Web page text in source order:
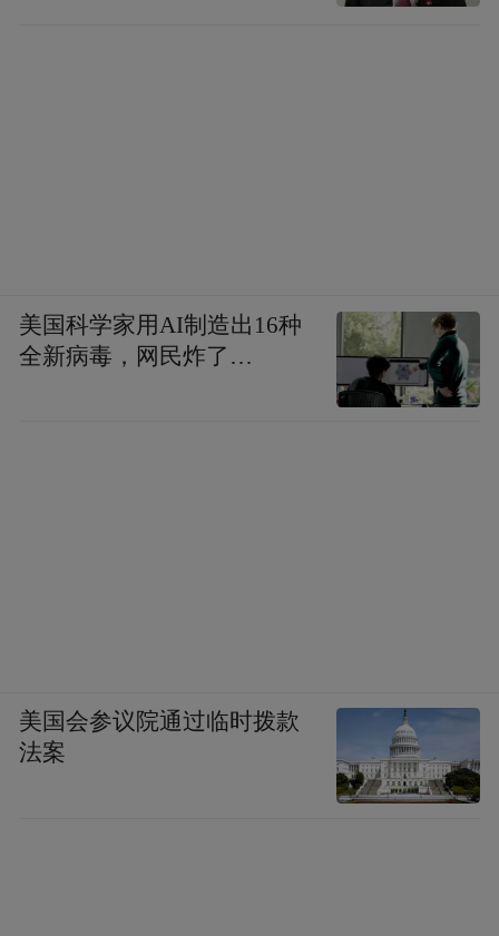
美国科学家用AI制造出16种
全新病毒，网民炸了…
美国会参议院通过临时拨款
法案